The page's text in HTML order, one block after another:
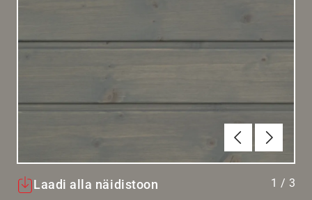
Eelmine
Laadi alla näidistoon 1 / 3